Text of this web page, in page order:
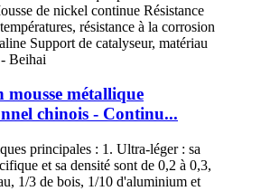
mousse métallique
chinois - Continu...
principales : 1. Ultra-léger : sa
et sa densité sont de 0,2 à 0,3,
1/3 de bois, 1/10 d'aluminium et